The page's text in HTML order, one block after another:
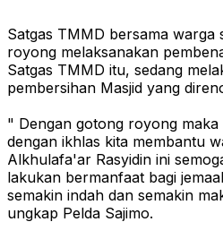
Satgas TMMD bersama warga
royong melaksanakan
Satgas TMMD itu, sedang
pembersihan Masjid yang
" Dengan gotong royong
dengan ikhlas kita membantu
Alkhulafa'ar Rasyidin ini
lakukan bermanfaat bagi
semakin indah dan semakin
ungkap Pelda Sajimo.